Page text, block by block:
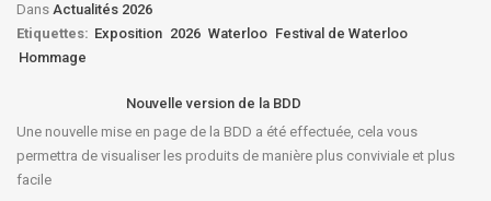
Dans Actualités 2026
Etiquettes: Exposition 2026 Waterloo Festival de Waterloo
Hommage
Nouvelle version de la BDD
Une nouvelle mise en page de la BDD a été effectuée, cela vous
permettra de visualiser les produits de manière plus conviviale et plus
facile